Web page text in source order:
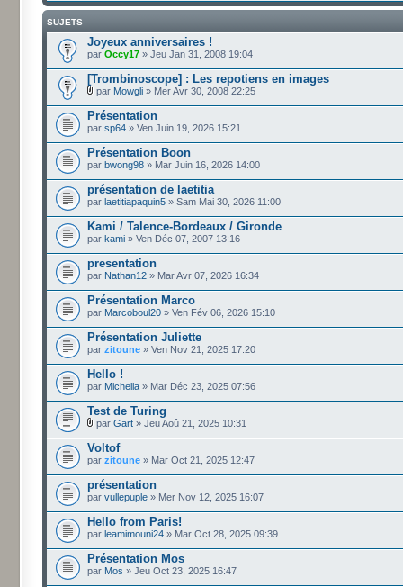
SUJETS
Joyeux anniversaires !
par Occy17 » Jeu Jan 31, 2008 19:04
[Trombinoscope] : Les repotiens en images
par Mowgli » Mer Avr 30, 2008 22:25
Présentation
par sp64 » Ven Juin 19, 2026 15:21
Présentation Boon
par bwong98 » Mar Juin 16, 2026 14:00
présentation de laetitia
par laetitiapaquin5 » Sam Mai 30, 2026 11:00
Kami / Talence-Bordeaux / Gironde
par kami » Ven Déc 07, 2007 13:16
presentation
par Nathan12 » Mar Avr 07, 2026 16:34
Présentation Marco
par Marcoboul20 » Ven Fév 06, 2026 15:10
Présentation Juliette
par zitoune » Ven Nov 21, 2025 17:20
Hello !
par Michella » Mar Déc 23, 2025 07:56
Test de Turing
par Gart » Jeu Aoû 21, 2025 10:31
Voltof
par zitoune » Mar Oct 21, 2025 12:47
présentation
par vullepuple » Mer Nov 12, 2025 16:07
Hello from Paris!
par leamimouni24 » Mar Oct 28, 2025 09:39
Présentation Mos
par Mos » Jeu Oct 23, 2025 16:47